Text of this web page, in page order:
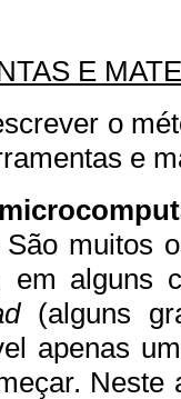
E
o
e
São muitos
em alguns
(alguns
apenas
Neste